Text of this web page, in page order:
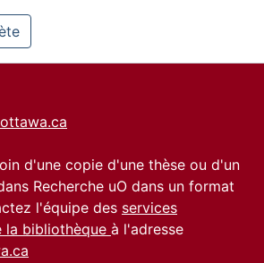
d'une copie d'une thèse ou d'un
Recherche uO dans un format
l'équipe des services
la bibliothèque à l'adresse